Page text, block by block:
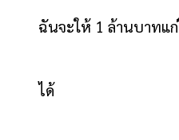
ฉันจะให้ 1 ล้านบาทแ
ได้